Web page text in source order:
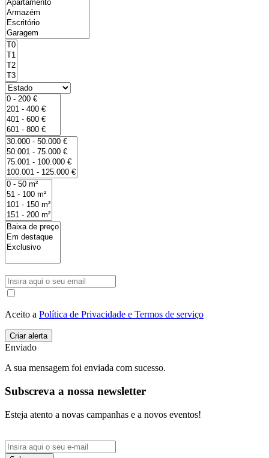
Aceito a Política de Privacidade e Termos de serviço
Enviado
A sua mensagem foi enviada com sucesso.
Subscreva a nossa newsletter
Esteja atento a novas campanhas e a novos eventos!